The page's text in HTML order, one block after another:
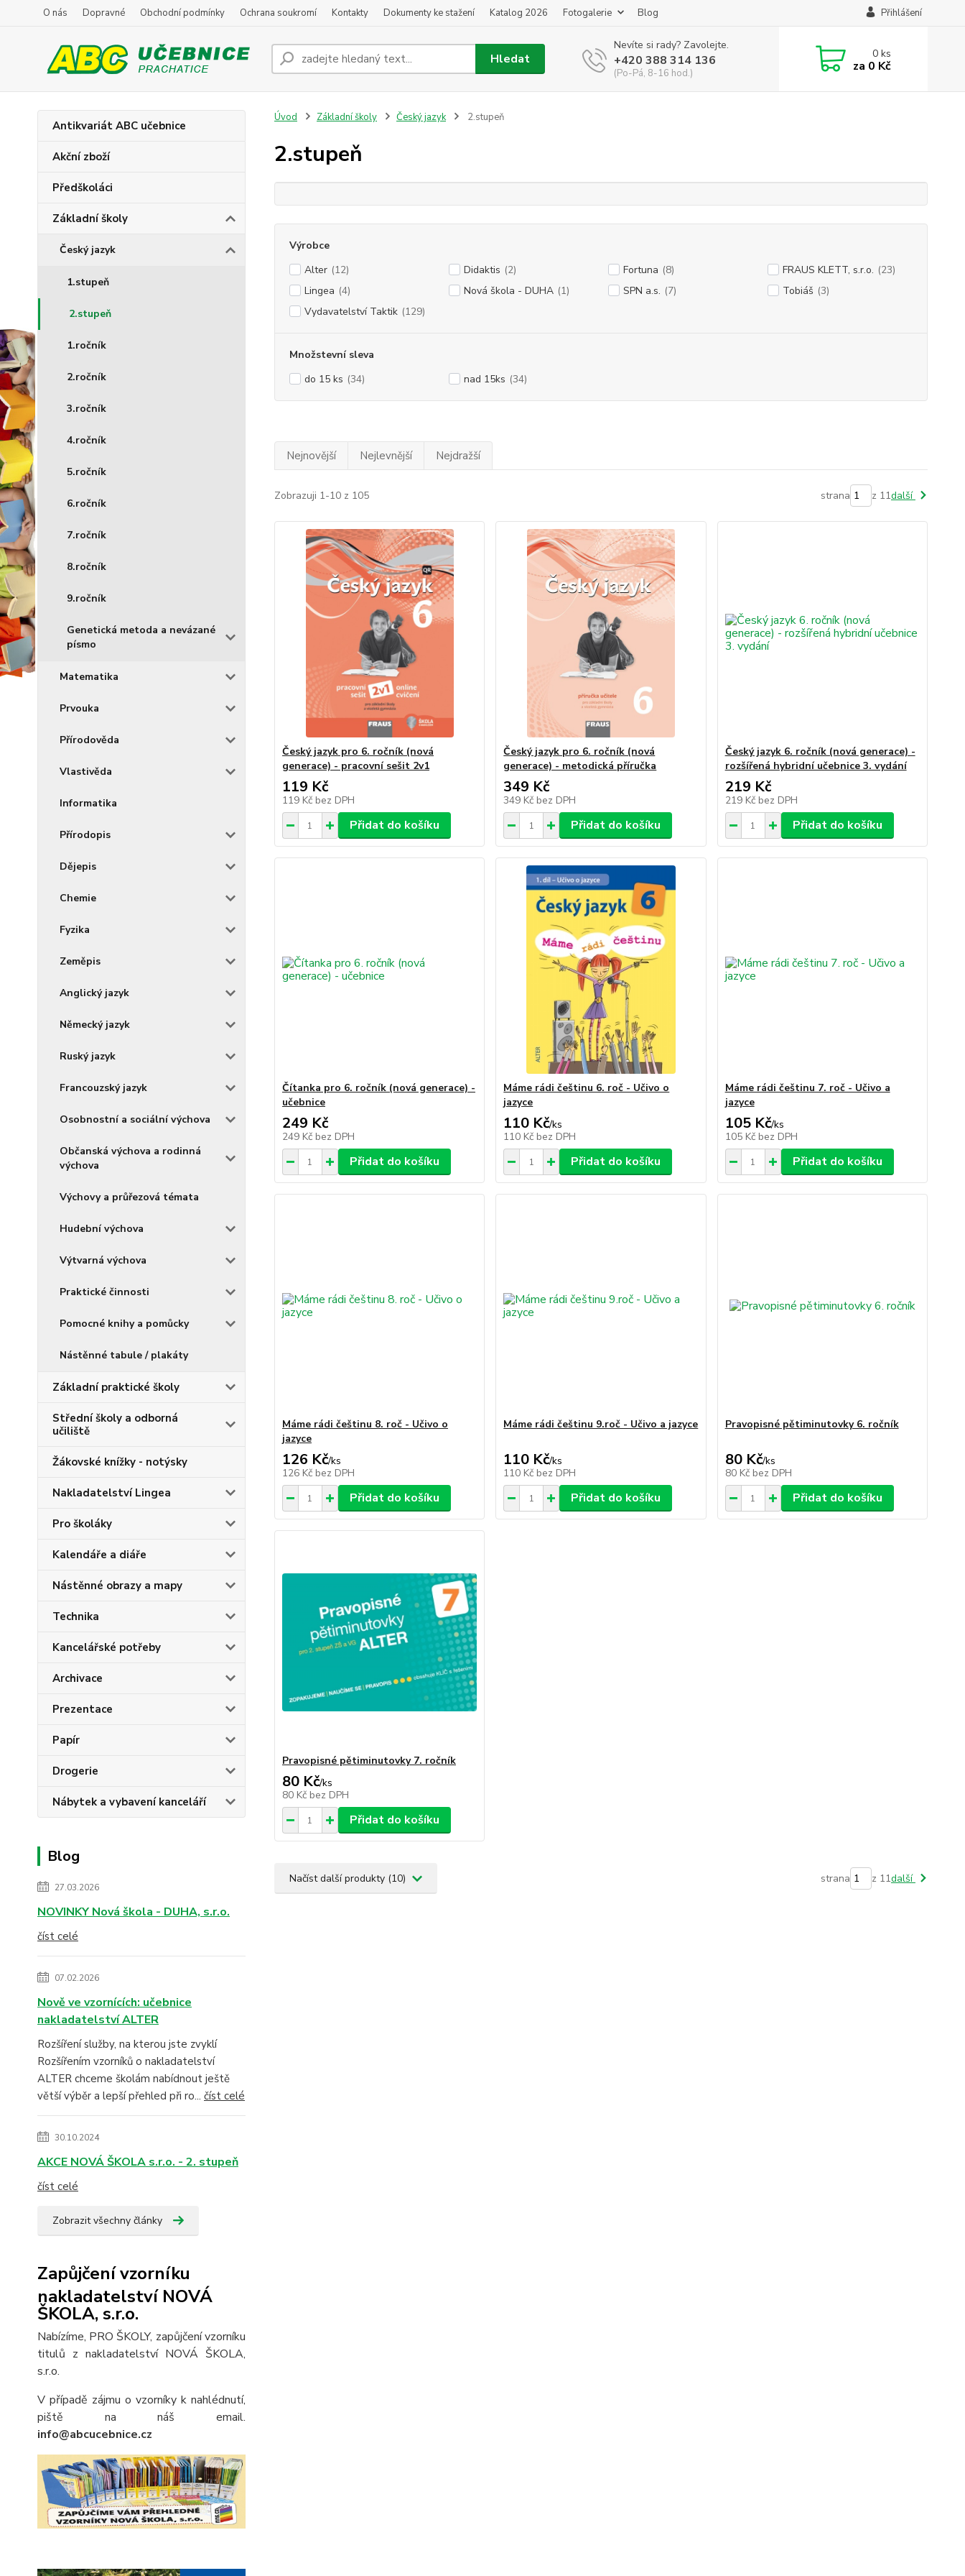
O nás Dopravné Obchodní podmínky Ochrana soukromí Kontakty Dokumenty ke stažení Katalog 2026 Fotogalerie Blog Přihlášení
Hledat
Nevíte si rady? Zavolejte.
+420 388 314 136
(Po-Pá, 8-16 hod.)
0ks
za 0 Kč
Antikvariát ABC učebnice
Akční zboží
Předškoláci
Základní školy
Český jazyk
1.stupeň
2.stupeň
1.ročník
2.ročník
3.ročník
4.ročník
5.ročník
6.ročník
7.ročník
8.ročník
9.ročník
Genetická metoda a nevázané
písmo
Matematika
Prvouka
Přírodověda
Vlastivěda
Informatika
Přírodopis
Dějepis
Chemie
Fyzika
Zeměpis
Anglický jazyk
Německý jazyk
Ruský jazyk
Francouzský jazyk
Osobnostní a sociální výchova
Občanská výchova a rodinná
výchova
Výchovy a průřezová témata
Hudební výchova
Výtvarná výchova
Praktické činnosti
Pomocné knihy a pomůcky
Nástěnné tabule / plakáty
Základní praktické školy
Střední školy a odborná
učiliště
Žákovské knížky - notýsky
Nakladatelství Lingea
Pro školáky
Kalendáře a diáře
Nástěnné obrazy a mapy
Technika
Kancelářské potřeby
Archivace
Prezentace
Papír
Drogerie
Nábytek a vybavení kanceláří
Blog
27.03.2026
NOVINKY Nová škola - DUHA, s.r.o.
číst celé
07.02.2026
Nově ve vzornících: učebnice
nakladatelství ALTER
Rozšíření služby, na kterou jste zvyklí
Rozšířením vzorníků o nakladatelství
ALTER chceme školám nabídnout ještě
větší výběr a lepší přehled při ro... číst celé
30.10.2024
AKCE NOVÁ ŠKOLA s.r.o. - 2. stupeň
číst celé
Zobrazit všechny články
Zapůjčení vzorníku
nakladatelství NOVÁ
ŠKOLA, s.r.o.
Nabízíme, PRO ŠKOLY, zapůjčení vzorníku
titulů z nakladatelství NOVÁ ŠKOLA,
s.r.o.
V případě zájmu o vzorníky k nahlédnutí,
piště na náš email.
info@abcucebnice.cz
Úvod Základní školy Český jazyk 2.stupeň
2.stupeň
Výrobce
Alter (12) Didaktis (2) Fortuna (8) FRAUS KLETT, s.r.o. (23)
Lingea (4) Nová škola - DUHA (1) SPN a.s. (7) Tobiáš (3)
Vydavatelství Taktik (129)
Množstevní sleva
do 15 ks (34) nad 15ks (34)
Nejnovější Nejlevnější Nejdražší
Zobrazuji 1-10 z 105 strana z 11další
Český jazyk pro 6. ročník (nová
generace) - pracovní sešit 2v1
119 Kč
119 Kč bez DPH
Přidat do košíku
Český jazyk pro 6. ročník (nová
generace) - metodická příručka
349 Kč
349 Kč bez DPH
Přidat do košíku
Český jazyk 6. ročník (nová generace) -
rozšířená hybridní učebnice 3. vydání
219 Kč
219 Kč bez DPH
Přidat do košíku
Čítanka pro 6. ročník (nová generace) -
učebnice
249 Kč
249 Kč bez DPH
Přidat do košíku
Máme rádi češtinu 6. roč - Učivo o
jazyce
110 Kč/ks
110 Kč bez DPH
Přidat do košíku
Máme rádi češtinu 7. roč - Učivo a
jazyce
105 Kč/ks
105 Kč bez DPH
Přidat do košíku
Máme rádi češtinu 8. roč - Učivo o
jazyce
126 Kč/ks
126 Kč bez DPH
Přidat do košíku
Máme rádi češtinu 9.roč - Učivo a jazyce
110 Kč/ks
110 Kč bez DPH
Přidat do košíku
Pravopisné pětiminutovky 6. ročník
80 Kč/ks
80 Kč bez DPH
Přidat do košíku
Pravopisné pětiminutovky 7. ročník
80 Kč/ks
80 Kč bez DPH
Přidat do košíku
Načíst další produkty (10) strana z 11další